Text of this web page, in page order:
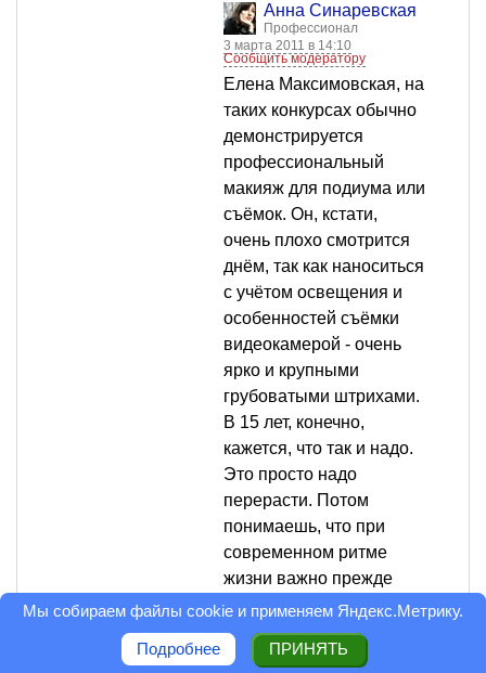
Анна Синаревская
Профессионал
3 марта 2011 в 14:10
Сообщить модератору
Елена Максимовская, на
таких конкурсах обычно
демонстрируется
профессиональный
макияж для подиума или
съёмок. Он, кстати,
очень плохо смотрится
днём, так как наноситься
с учётом освещения и
особенностей съёмки
видеокамерой - очень
ярко и крупными
грубоватыми штрихами.
В 15 лет, конечно,
кажется, что так и надо.
Это просто надо
перерасти. Потом
понимаешь, что при
современном ритме
жизни важно прежде
всего удобство.
0 Ответить
Мы собираем файлы cookie и применяем Яндекс.Метрику.
Подробнее ПРИНЯТЬ